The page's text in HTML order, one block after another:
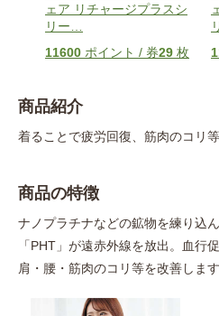
ェア リチャージプラスシ
リー
11600 ポイント / 券29 枚
商品紹介
着ることで疲労回復、筋肉のコリ等
商品の特徴
ナノプラチナなどの鉱物を練り込
「PHT」が遠赤外線を放出。血行
肩・腰・筋肉のコリ等を改善します